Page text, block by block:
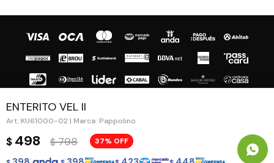
ENTERITO VEL II
KU61000-02 | Marca: Pappolino
$ 498 $ 798 37